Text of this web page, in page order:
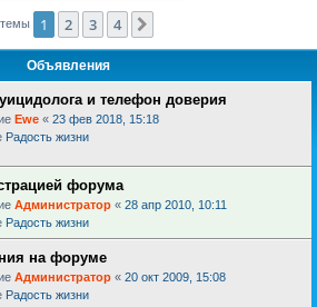
1 2 3 4
Объявления
и телефон доверия
Ewe « 23 фев 2018, 15:18
Радость жизни
форума
Администратор « 28 апр 2010, 10:11
Радость жизни
на форуме
Администратор « 20 окт 2009, 15:08
Радость жизни